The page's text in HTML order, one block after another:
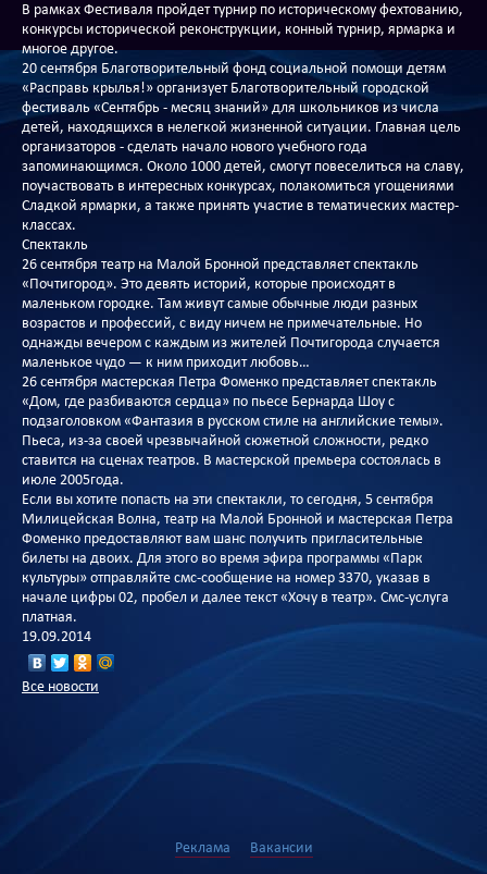
В рамках Фестиваля пройдет турнир по историческому фехтованию,
конкурсы исторической реконструкции, конный турнир, ярмарка и
многое другое.
20 сентября Благотворительный фонд социальной помощи детям
«Расправь крылья!» организует Благотворительный городской
фестиваль «Сентябрь - месяц знаний» для школьников из числа
детей, находящихся в нелегкой жизненной ситуации. Главная цель
организаторов - сделать начало нового учебного года
запоминающимся. Около 1000 детей, смогут повеселиться на славу,
поучаствовать в интересных конкурсах, полакомиться угощениями
Сладкой ярмарки, а также принять участие в тематических мастер-
классах.
Спектакль
26 сентября театр на Малой Бронной представляет спектакль
«Почтигород». Это девять историй, которые происходят в
маленьком городке. Там живут самые обычные люди разных
возрастов и профессий, с виду ничем не примечательные. Но
однажды вечером с каждым из жителей Почтигорода случается
маленькое чудо — к ним приходит любовь…
26 сентября мастерская Петра Фоменко представляет спектакль
«Дом, где разбиваются сердца» по пьесе Бернарда Шоу с
подзаголовком «Фантазия в русском стиле на английские темы».
Пьеса, из-за своей чрезвычайной сюжетной сложности, редко
ставится на сценах театров. В мастерской премьера состоялась в
июле 2005года.
Если вы хотите попасть на эти спектакли, то сегодня, 5 сентября
Милицейская Волна, театр на Малой Бронной и мастерская Петра
Фоменко предоставляют вам шанс получить пригласительные
билеты на двоих. Для этого во время эфира программы «Парк
культуры» отправляйте смс-сообщение на номер 3370, указав в
начале цифры 02, пробел и далее текст «Хочу в театр». Смс-услуга
платная.
19.09.2014
Все новости
Реклама Вакансии